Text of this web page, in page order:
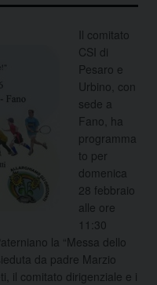
Il comitato
CSI di
Pesaro e
Urbino, con
sede a
Fano, ha
programma
to per
domenica
28 febbraio
alle ore
11:30
la “Messa dello
da padre Marzio
il comitato dirigenziale e i